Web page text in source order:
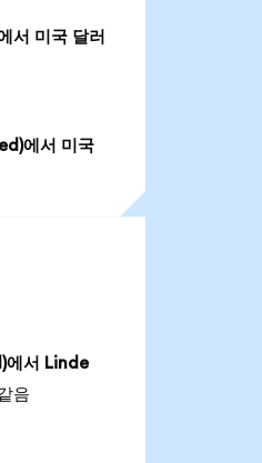
서 미국 달러
에서 미국
에서 Linde
음